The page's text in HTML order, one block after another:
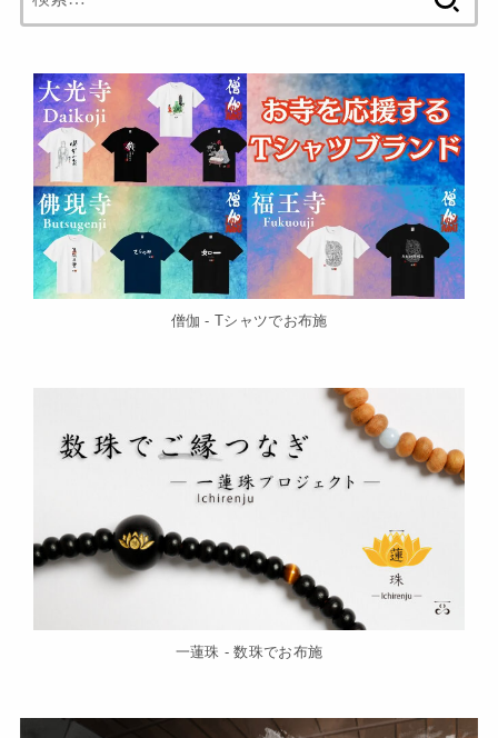
索:
僧伽 - Tシャツでお布施
一蓮珠 - 数珠でお布施